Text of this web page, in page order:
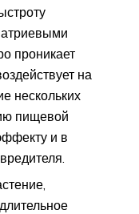
проникает
на
нескольких
пищевой
и в